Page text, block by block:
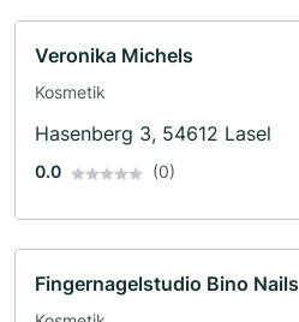
Veronika Michels
Kosmetik
Hasenberg 3, 54612 Lasel
0.0 (0)
Fingernagelstudio Bino Nails